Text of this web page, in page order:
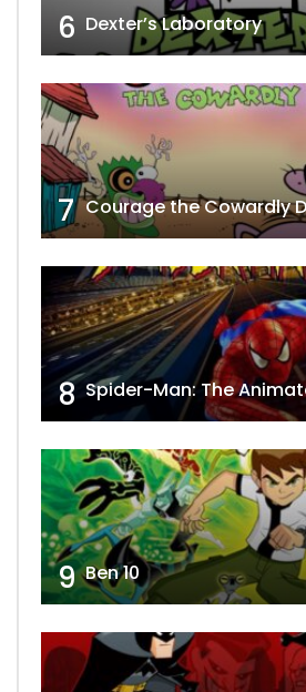
6 Dexter’s Laboratory
7 Courage the Cowardly
8 Spider-Man: The
9 Ben 10